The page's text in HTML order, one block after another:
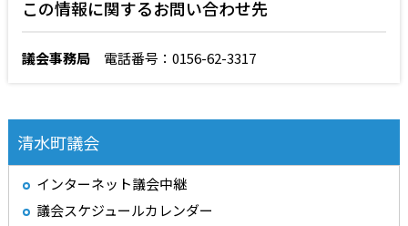
清水町議会
インターネット議会中継
議会スケジュールカレンダー
この情報に関するお問い合わせ先
議会事務局電話番号：0156-62-3317